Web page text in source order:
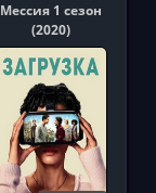
Мессия 1 сезон
(2020)